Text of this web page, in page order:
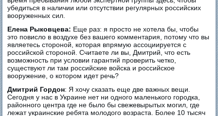
убедиться в наличии или отсутствии регулярных российских
вооруженных сил.
Елена Рыковцева: Еще раз: я просто не хотела бы, чтобы
это повисло в воздухе без вашего комментария, потому что вы
являетесь стороной, которая впрямую ассоциируется с
российской стороной. Считаете ли вы, Дмитрий, что есть
возможность при условии гарантий проверить четко,
существуют ли там российские войска и российское
вооружение, о котором идет речь?
Дмитрий Гордон: Я хочу сказать еще две важных вещи.
Сегодня у нас в Украине нет ни одного маленького городка,
районного центра где не было бы свежевырытых могил, где
лежат украинские ребята молодого возраста. Более 10 тысяч